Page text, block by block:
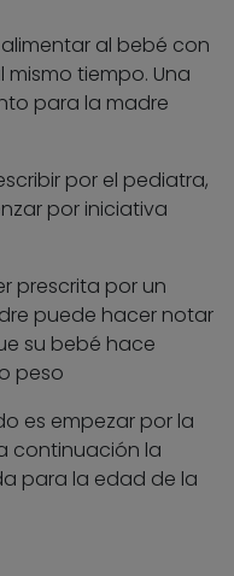
al bebé con
tiempo. Una
para la madre
por el pediatra,
por iniciativa
prescrita por un
puede hacer notar
su bebé hace
peso
es empezar por la
continuación la
para la edad de la